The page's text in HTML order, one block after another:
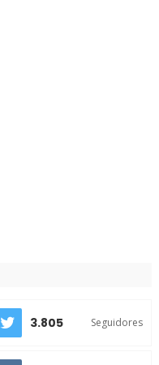
3.805 Seguidores